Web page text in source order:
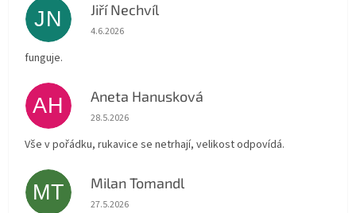
JN Jiří Nechvíl
Hodnocení obchodu je 5 z 5 hvězdiček.
4.6.2026
funguje.
AH Aneta Hanusková
Hodnocení obchodu je 5 z 5 hvězdiček.
28.5.2026
Vše v pořádku, rukavice se netrhají, velikost odpovídá.
MT Milan Tomandl
Hodnocení obchodu je 5 z 5 hvězdiček.
27.5.2026